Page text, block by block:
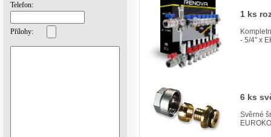
Telefon:
Přílohy:
1 ks
- 5/4" x
6 ks
Svěrné